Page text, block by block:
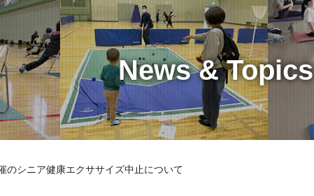
News & Topics
のシニア健康エクササイズ中止について